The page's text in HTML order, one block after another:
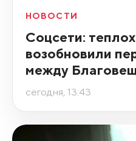
НОВОСТИ
Соцсети:
возобновили
между
сегодня, 13:43